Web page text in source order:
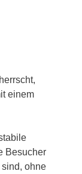
einem
Besucher
sind, ohne